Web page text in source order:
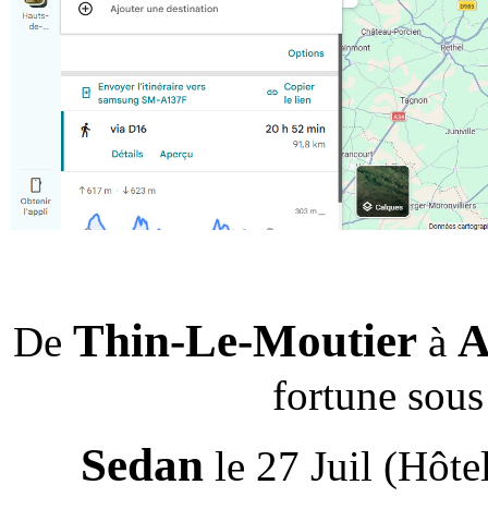
De Thin-Le-Moutier à
fortune
Sedan le 27 Juil